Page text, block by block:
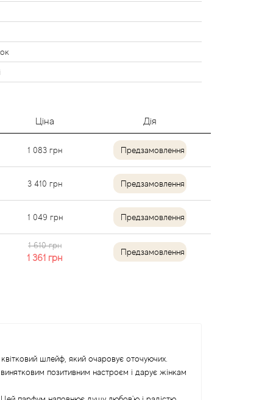
Ціна Дія
1 083 грн Предзамовлення
3 410 грн Предзамовлення
1 049 грн Предзамовлення
1 610 грн
1 361 грн
Предзамовлення
шлейф, який очаровує оточуючих.
позитивним настроєм і дарує жінкам